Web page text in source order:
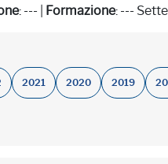
: --- | Formazione: ---
2021 2020 2019